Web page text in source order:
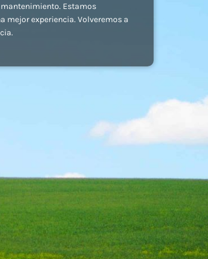
Estamos
mejor experiencia. Volveremos a